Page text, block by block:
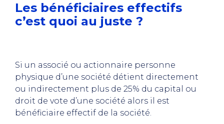
Les bénéficiaires effectifs
c’est quoi au juste ?
Si un associé ou actionnaire personne
physique d’une société détient directement
ou indirectement plus de 25% du capital ou
droit de vote d’une société alors il est
bénéficiaire effectif de la société.